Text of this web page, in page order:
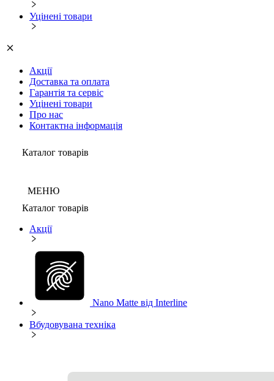
Уцінені товари
Акції
Доставка та оплата
Гарантія та сервіс
Уцінені товари
Про нас
Контактна інформація
Каталог товарів
МЕНЮ
Каталог товарів
Акції
Nano Matte від Interline
Вбудовувана техніка